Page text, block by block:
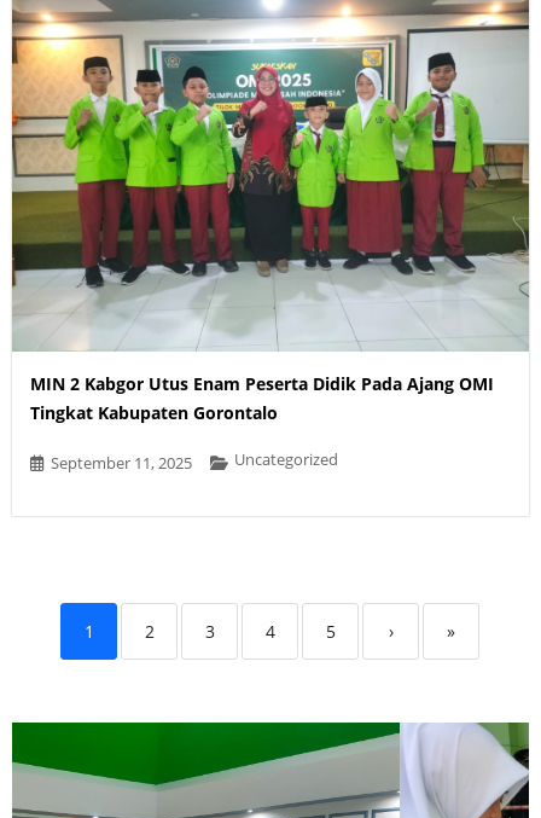
MIN 2 Kabgor Utus Enam Peserta Didik Pada Ajang OMI
Tingkat Kabupaten Gorontalo
September 11, 2025 Uncategorized
1 2 3 4 5 › »